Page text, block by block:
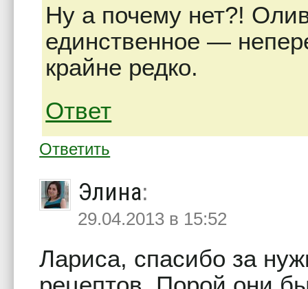
Ну а почему нет?!
единственное —
крайне редко.
Ответ
Ответить
Элина:
29.04.2013 в 15:52
Лариса, спасибо за